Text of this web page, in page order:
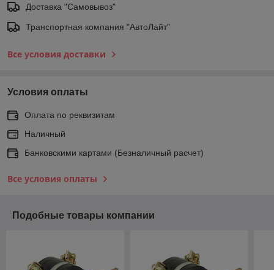
Доставка "Самовывоз"
Транспортная компания "АвтоЛайт"
Все условия доставки
Условия оплаты
Оплата по реквизитам
Наличный
Банковскими картами (Безналичный расчет)
Все условия оплаты
Подобные товары компании